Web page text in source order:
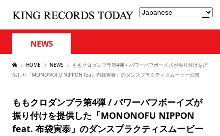
NEWS
HOME NEWS
ももクロダンプラ第4弾 / パワーパフボーイズが振り付けを提
供した「MONONOFU NIPPON feat. 布袋寅泰」のダンスプラクティスムービー公開
ももクロダンプラ第4弾 / パワーパフボーイズが
振り付けを提供した「MONONOFU NIPPON
feat. 布袋寅泰」のダンスプラクティスムービー